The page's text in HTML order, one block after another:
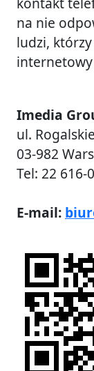
na nie
ludzi,
internetowy
Imedia
ul.
03-982
Tel: 22 616-
E-mail: